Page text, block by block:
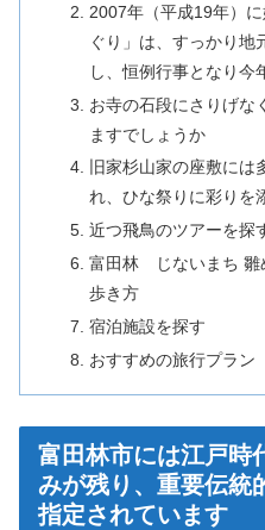
2007年（平成19年）
ぐり」は、すっかり地
し、恒例行事となり今
お寺の石段にさりげな
ますでしょうか
旧家杉山家の座敷には
れ、ひな祭りに彩りを
近つ飛鳥のツアーを探
富田林 じないまち 雛
歩き方
宿泊施設を探す
おすすめの旅行プラン
富田林市には江戸時
みが残り、重要伝統
指定されています